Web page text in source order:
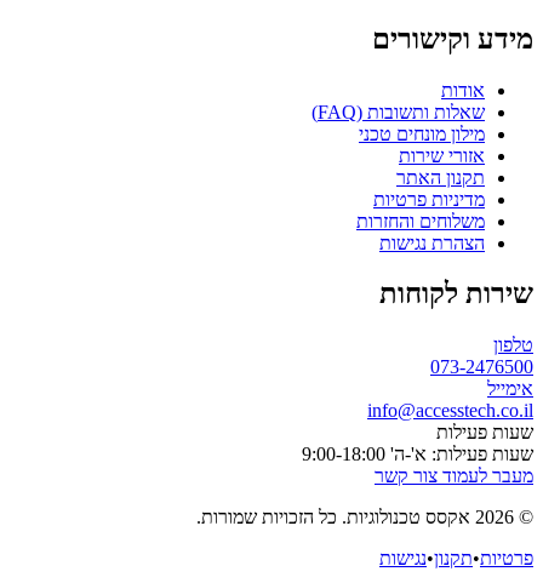
מידע וקישורים
אודות
שאלות ותשובות (FAQ)
מילון מונחים טכני
אזורי שירות
תקנון האתר
מדיניות פרטיות
משלוחים והחזרות
הצהרת נגישות
שירות לקוחות
טלפון
073-2476500
אימייל
info@accesstech.co.il
שעות פעילות
שעות פעילות: א'-ה' 9:00-18:00
מעבר לעמוד צור קשר
© 2026 אקסס טכנולוגיות. כל הזכויות שמורות.
פרטיות•תקנון•נגישות